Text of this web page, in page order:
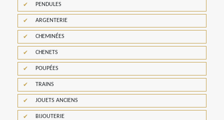
PENDULES
ARGENTERIE
CHEMINÉES
CHENETS
POUPÉES
TRAINS
JOUETS ANCIENS
BIJOUTERIE